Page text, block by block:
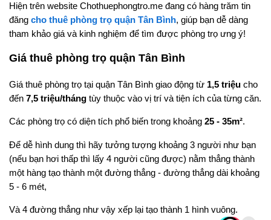
Hiện trên website Chothuephongtro.me đang có hàng trăm tin
đăng cho thuê phòng trọ quận Tân Bình, giúp bạn dễ dàng
tham khảo giá và kinh nghiệm để tìm được phòng trọ ưng ý!
Giá thuê phòng trọ quận Tân Bình
Giá thuê phòng trọ tại quận Tân Bình giao động từ 1,5 triệu cho
đến 7,5 triệu/tháng tùy thuộc vào vị trí và tiện ích của từng căn.
Các phòng trọ có diện tích phổ biến trong khoảng 25 - 35m².
Để dễ hình dung thì hãy tưởng tượng khoảng 3 người như bạn
(nếu bạn hơi thấp thì lấy 4 người cũng được) nằm thẳng thành
một hàng tạo thành một đường thẳng - đường thẳng dài khoảng
5 - 6 mét,
Và 4 đường thẳng như vậy xếp lại tạo thành 1 hình vuông.